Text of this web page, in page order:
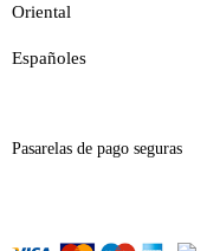
Oriental
Españoles
Pasarelas de pago seguras